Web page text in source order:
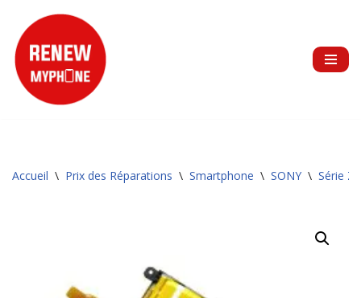
Aller
au
contenu
Accueil \ Prix des Réparations \ Smartphone \ SONY \ Série Z